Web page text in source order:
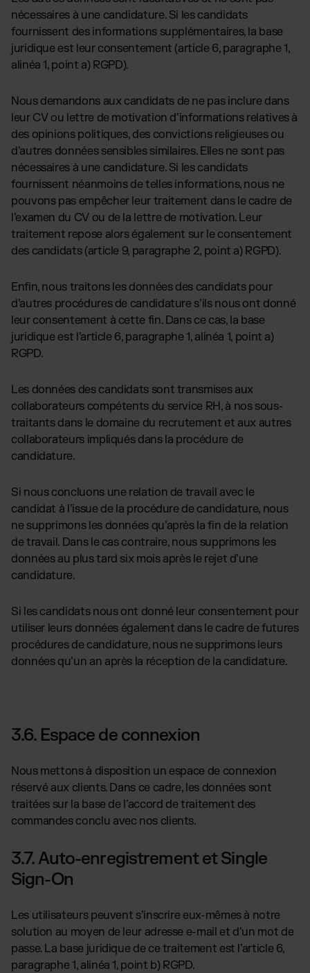
nécessaires à une candidature. Si les candidats
fournissent des informations supplémentaires, la base
juridique est leur consentement (article 6, paragraphe 1,
alinéa 1, point a) RGPD).
Nous demandons aux candidats de ne pas inclure dans
leur CV ou lettre de motivation d’informations relatives à
des opinions politiques, des convictions religieuses ou
d’autres données sensibles similaires. Elles ne sont pas
nécessaires à une candidature. Si les candidats
fournissent néanmoins de telles informations, nous ne
pouvons pas empêcher leur traitement dans le cadre de
l’examen du CV ou de la lettre de motivation. Leur
traitement repose alors également sur le consentement
des candidats (article 9, paragraphe 2, point a) RGPD).
Enfin, nous traitons les données des candidats pour
d’autres procédures de candidature s’ils nous ont donné
leur consentement à cette fin. Dans ce cas, la base
juridique est l’article 6, paragraphe 1, alinéa 1, point a)
RGPD.
Les données des candidats sont transmises aux
collaborateurs compétents du service RH, à nos sous-
traitants dans le domaine du recrutement et aux autres
collaborateurs impliqués dans la procédure de
candidature.
Si nous concluons une relation de travail avec le
candidat à l’issue de la procédure de candidature, nous
ne supprimons les données qu’après la fin de la relation
de travail. Dans le cas contraire, nous supprimons les
données au plus tard six mois après le rejet d’une
candidature.
Si les candidats nous ont donné leur consentement pour
utiliser leurs données également dans le cadre de futures
procédures de candidature, nous ne supprimons leurs
données qu’un an après la réception de la candidature.
3.6. Espace de connexion
Nous mettons à disposition un espace de connexion
réservé aux clients. Dans ce cadre, les données sont
traitées sur la base de l’accord de traitement des
commandes conclu avec nos clients.
3.7. Auto-enregistrement et Single
Sign-On
Les utilisateurs peuvent s’inscrire eux-mêmes à notre
solution au moyen de leur adresse e-mail et d’un mot de
passe. La base juridique de ce traitement est l’article 6,
paragraphe 1, alinéa 1, point b) RGPD.